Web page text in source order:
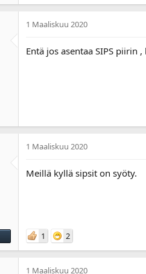
1 Maaliskuu 2020
Entä jos asentaa SIPS piirin
1 Maaliskuu 2020
Meillä kyllä sipsit on syöty.
1 2
1 Maaliskuu 2020